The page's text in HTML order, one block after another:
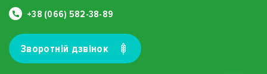
+38 (066) 582-38-89
Зворотнiй дзвiнок